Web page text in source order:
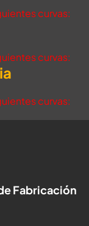
curvas:
curvas:
curvas:
Fabricación